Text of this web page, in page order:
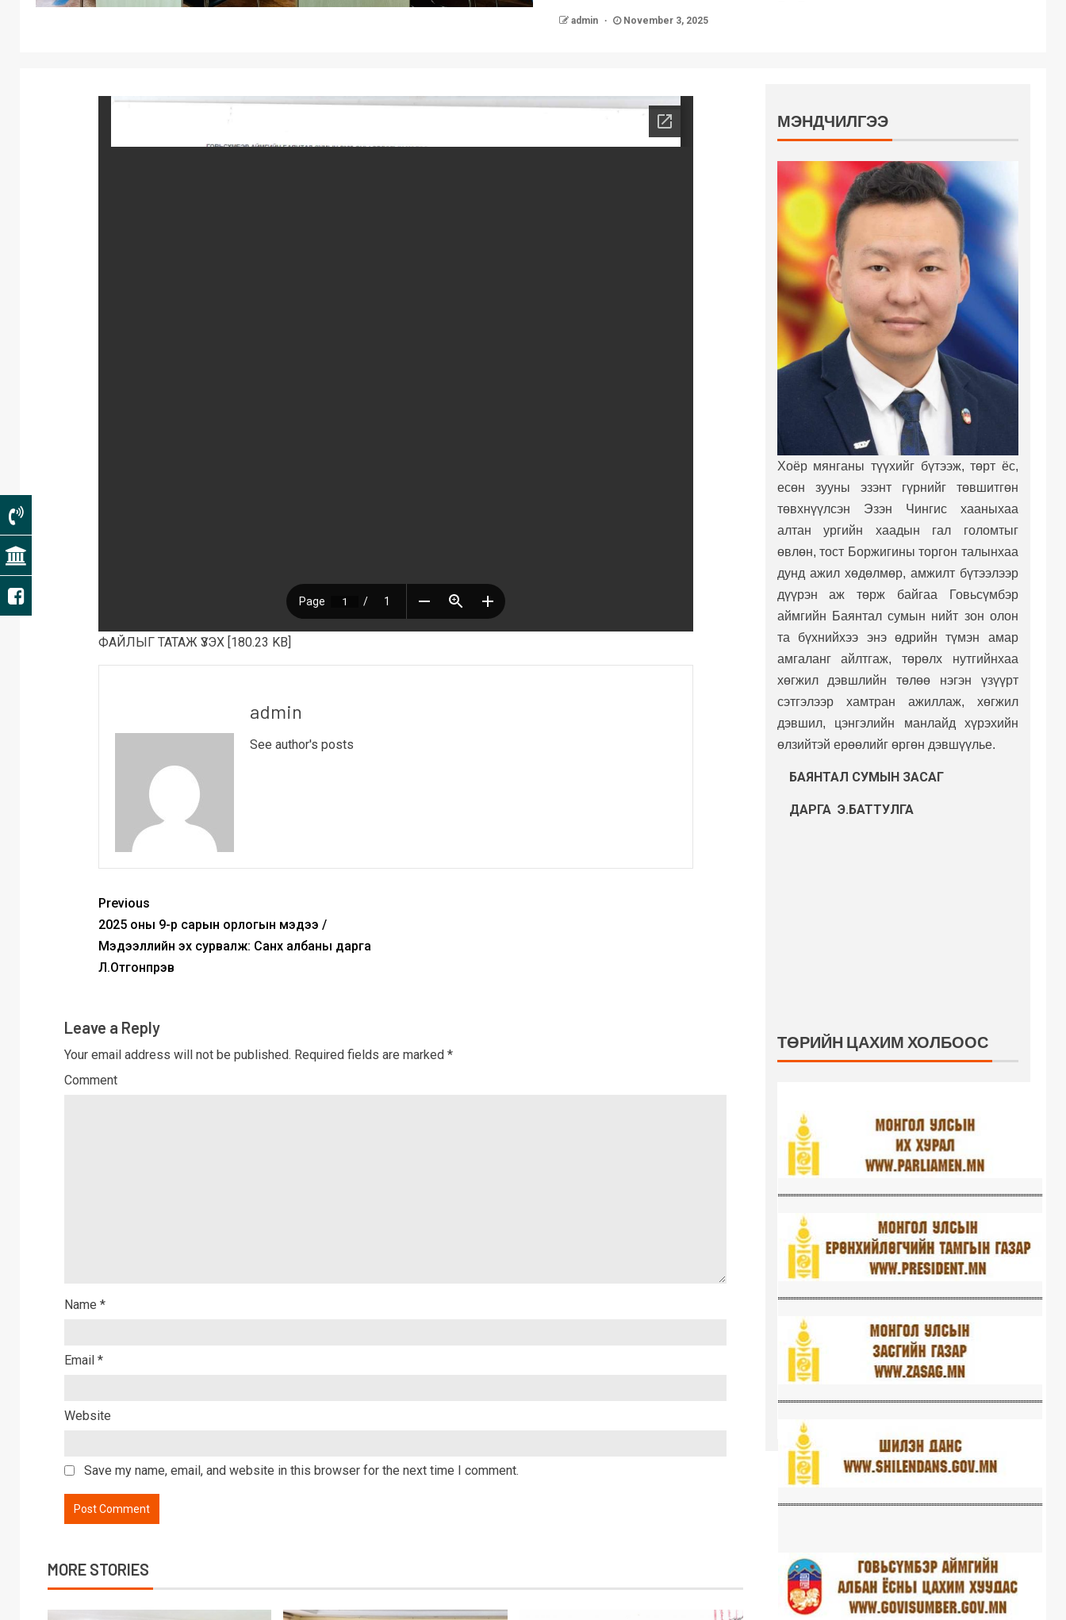
admin November 3, 2025
ФАЙЛЫГ ТАТАЖ ҮЗЭХ [180.23 KB]
admin
See author's posts
Previous
2025 оны 9-р сарын орлогын мэдээ /
Мэдээллийн эх сурвалж: Санхүү албаны дарга
Л.Отгонпүрэв
Leave a Reply
Your email address will not be published. Required fields are marked *
Comment
Name *
Email *
Website
Save my name, email, and website in this browser for the next time I comment.
MORE STORIES
МЭНДЧИЛГЭЭ
Хоёр мянганы түүхийг бүтээж, төрт ёс,
есөн зууны эзэнт гүрнийг төвшитгөн
төвхнүүлсэн Эзэн Чингис хааныхаа
алтан ургийн хаадын гал голомтыг
өвлөн, тост Боржигины торгон талынхаа
дунд ажил хөдөлмөр, амжилт бүтээлээр
дүүрэн аж төрж байгаа Говьсүмбэр
аймгийн Баянтал сумын нийт зон олон
та бүхнийхээ энэ өдрийн түмэн амар
амгаланг айлтгаж, төрөлх нутгийнхаа
хөгжил дэвшлийн төлөө нэгэн үзүүрт
сэтгэлээр хамтран ажиллаж, хөгжил
дэвшил, цэнгэлийн манлайд хүрэхийн
өлзийтэй ерөөлийг өргөн дэвшүүлье.
БАЯНТАЛ СУМЫН ЗАСАГ
ДАРГА Э.БАТТУЛГА
ТӨРИЙН ЦАХИМ ХОЛБООС